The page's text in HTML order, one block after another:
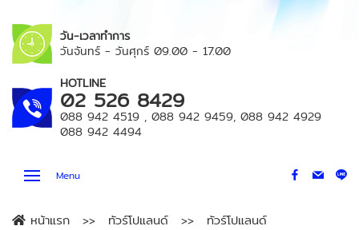
วัน-เวลาทำการ
วันจันทร์ - วันศุกร์ 09.00 - 17.00
HOTLINE
02 526 8429
088 942 4519 , 088 942 9459, 088 942 4929
088 942 4494
Menu
หน้าแรก ทัวร์โปแลนด์ ทัวร์โปแลนด์